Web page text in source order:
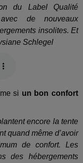
du Label Qualité
de nouveaux
insolites. Et
Schlegel
si un bon confort
encore la tente
quand même d’avoir
de confort. Les
des hébergements